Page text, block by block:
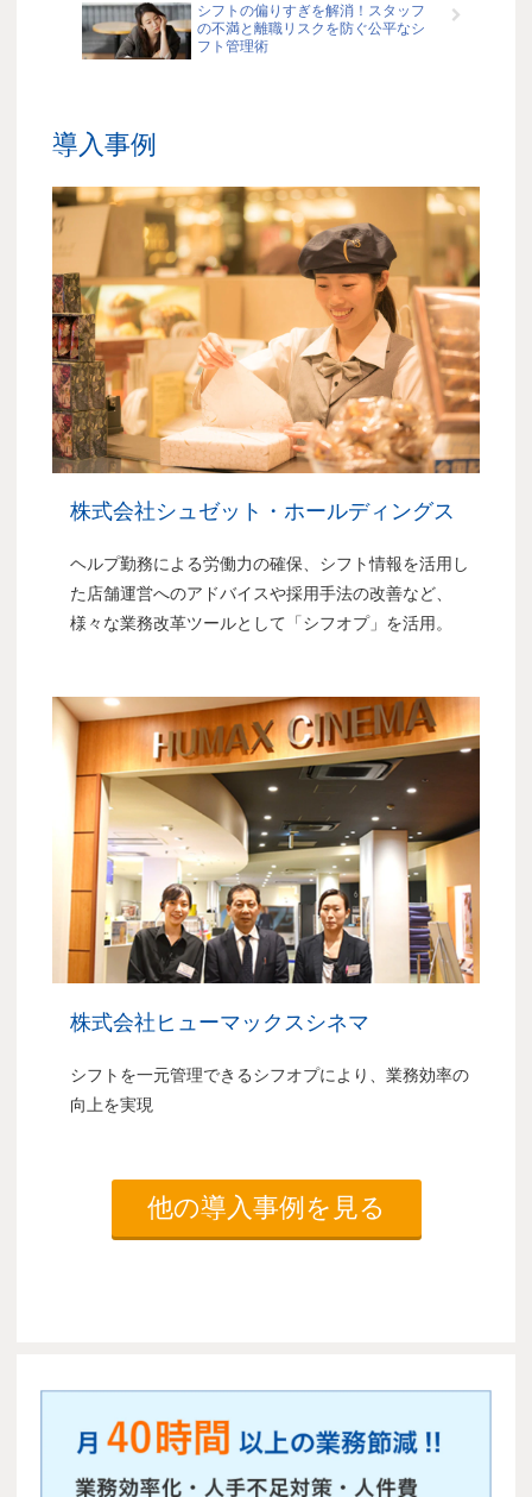
シフトの偏りすぎを解消！スタッフ
の不満と離職リスクを防ぐ公平なシ
フト管理術
導入事例
株式会社シュゼット・ホールディングス
ヘルプ勤務による労働力の確保、シフト情報を活用し
た店舗運営へのアドバイスや採用手法の改善など、
様々な業務改革ツールとして「シフオプ」を活用。
株式会社ヒューマックスシネマ
シフトを一元管理できるシフオプにより、業務効率の
向上を実現
他の導入事例を見る